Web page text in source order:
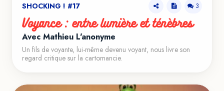
SHOCKING ! #17 3
Voyance : entre lumière et ténèbres
Avec Mathieu L'anonyme
Un fils de voyante, lui-même devenu voyant, nous livre son
regard critique sur la cartomancie.